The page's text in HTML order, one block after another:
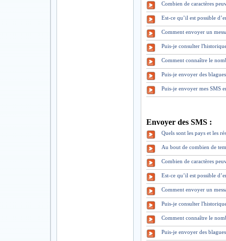
Combien de caractères
Est-ce qu’il est possible
Comment envoyer un
Puis-je consulter
Comment connaître le
Puis-je envoyer des
Puis-je envoyer mes SMS
Envoyer des SMS :
Quels sont les pays et les
Au bout de combien de
Combien de caractères
Est-ce qu’il est possible
Comment envoyer un
Puis-je consulter
Comment connaître le
Puis-je envoyer des